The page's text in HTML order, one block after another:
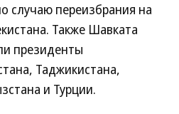
случаю переизбрания на
Также Шавката
президенты
Таджикистана,
и Турции.